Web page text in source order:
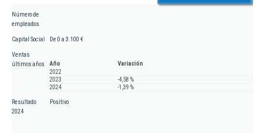
Número de
empleados
Capital Social De 0 a 3.100 €
Ventas
últimos años
Año
Variación
2022
2023
-4,58 %
2024
-1,39 %
Resultado
2024
Positivo